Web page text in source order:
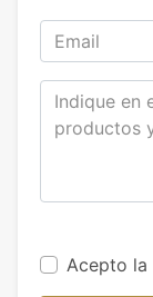
Acepto la